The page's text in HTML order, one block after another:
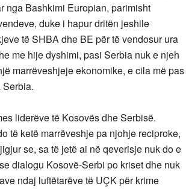
nga Bashkimi Europian, parimisht
duke i hapur dritën jeshile
të SHBA dhe BE për të vendosur ura
me hije dyshimi, pasi Serbia nuk e njeh
marrëveshjeje ekonomike, e cila më pas
liderëve të Kosovës dhe Serbisë.
të ketë marrëveshje pa njohje reciproke,
se, sa të jetë ai në qeverisje nuk do e
dialogu Kosovë-Serbi po kriset dhe nuk
ndaj luftëtarëve të UÇK për krime